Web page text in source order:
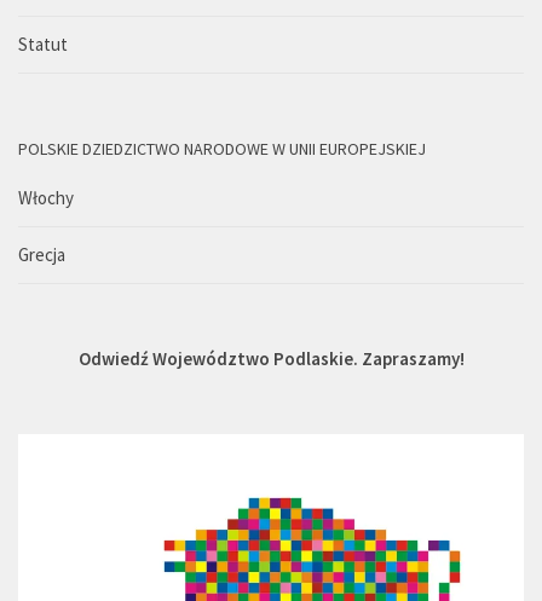
Statut
POLSKIE DZIEDZICTWO NARODOWE W UNII EUROPEJSKIEJ
Włochy
Grecja
Odwiedź Województwo Podlaskie. Zapraszamy!